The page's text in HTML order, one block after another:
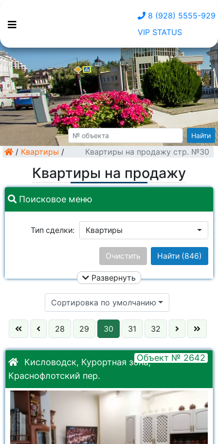
8 (928) 5555-929
VIP STATUS
Найти
/ Квартиры / Квартиры на продажу стр. №30
Квартиры на продажу
Поисковое меню
Тип сделки: Квартиры
Ничего не выбрано
Цена:
Этаж:
Улица: Ничего не выбрано
Кол. комнат:
Комнаты: Ничего не выбрано
Город: Ничего не выбрано
Найти (846)
Очистить
Развернуть
Сортировка по умолчанию
28 29 30 31 32
Кисловодск, Курортная зона,
Краснофлотский пер.
Объект № 2642